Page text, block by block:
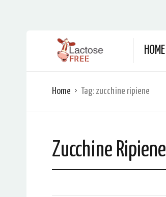
HOME
Home Tag: zucchine ripiene
Zucchine Ripiene